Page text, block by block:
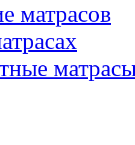
матрасов